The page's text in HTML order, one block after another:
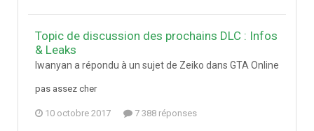
Topic de discussion des prochains DLC : Infos
& Leaks
Iwanyan a répondu à un sujet de Zeiko dans GTA Online
pas assez cher
10 octobre 2017 7 388 réponses